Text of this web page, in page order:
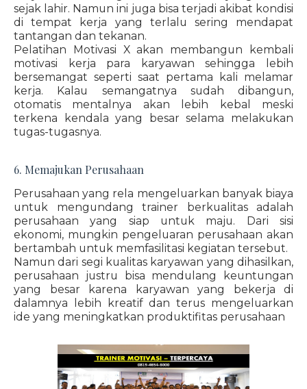
sejak lahir. Namun ini juga bisa terjadi akibat kondisi
di tempat kerja yang terlalu sering mendapat
tantangan dan tekanan.
Pelatihan Motivasi X akan membangun kembali
motivasi kerja para karyawan sehingga lebih
bersemangat seperti saat pertama kali melamar
kerja. Kalau semangatnya sudah dibangun,
otomatis mentalnya akan lebih kebal meski
terkena kendala yang besar selama melakukan
tugas-tugasnya.
6. Memajukan Perusahaan
Perusahaan yang rela mengeluarkan banyak biaya
untuk mengundang trainer berkualitas adalah
perusahaan yang siap untuk maju. Dari sisi
ekonomi, mungkin pengeluaran perusahaan akan
bertambah untuk memfasilitasi kegiatan tersebut.
Namun dari segi kualitas karyawan yang dihasilkan,
perusahaan justru bisa mendulang keuntungan
yang besar karena karyawan yang bekerja di
dalamnya lebih kreatif dan terus mengeluarkan
ide yang meningkatkan produktifitas perusahaan